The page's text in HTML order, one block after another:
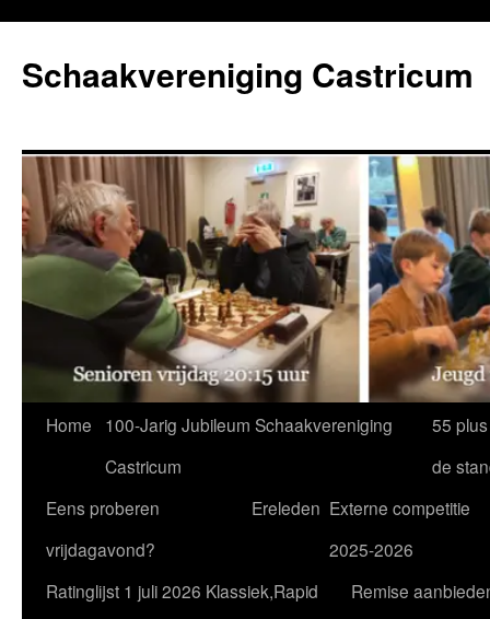
de
inhoud
Schaakvereniging Castricum
Home
100-Jarig Jubileum Schaakvereniging
Castricum
55
de
Eens proberen
vrijdagavond?
Ereleden Externe competitie
2025-2026
Ratinglijst 1 juli 2026 Klassiek,Rapid
Remise